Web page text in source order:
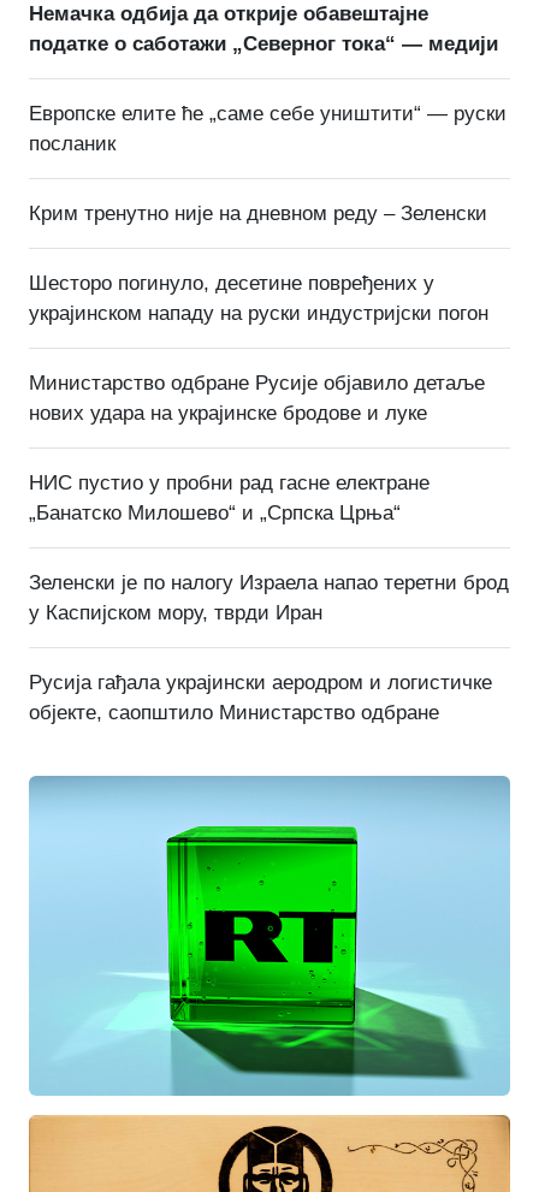
Немачка одбија да открије обавештајне
податке о саботажи „Северног тока“ — медији
Европске елите ће „саме себе уништити“ — руски
посланик
Крим тренутно није на дневном реду – Зеленски
Шесторо погинуло, десетине повређених у
украјинском нападу на руски индустријски погон
Министарство одбране Русије објавило детаље
нових удара на украјинске бродове и луке
НИС пустио у пробни рад гасне електране
„Банатско Милошево“ и „Српска Црња“
Зеленски је по налогу Израела напао теретни брод
у Каспијском мору, тврди Иран
Русија гађала украјински аеродром и логистичке
објекте, саопштило Министарство одбране